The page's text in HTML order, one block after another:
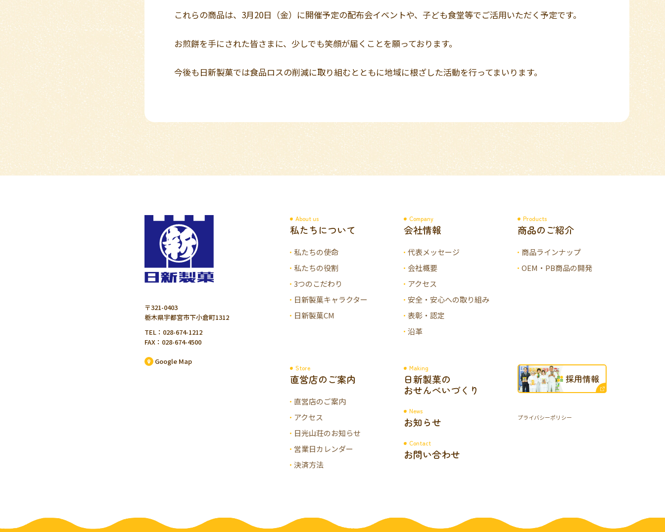
これらの商品は、3月20日（金）に開催予定の配布会イベントや、子ども食堂等でご活用いただく予定です。
お煎餅を手にされた皆さまに、少しでも笑顔が届くことを願っております。
今後も日新製菓では食品ロスの削減に取り組むとともに地域に根ざした活動を行ってまいります。
〒321-0403
栃木県宇都宮市下小倉町1312
TEL：028-674-1212
FAX：028-674-4500
Google Map
About us
私たちについて
私たちの使命
私たちの役割
3つのこだわり
日新製菓キャラクター
日新製菓CM
Company
会社情報
代表メッセージ
会社概要
アクセス
安全・安心への取り組み
表彰・認定
沿革
Products
商品のご紹介
商品ラインナップ
OEM・PB商品の開発
Store
直営店のご案内
直営店のご案内
アクセス
日光山荘のお知らせ
営業日カレンダー
決済方法
Making
日新製菓の
おせんべいづくり
News
お知らせ
Contact
お問い合わせ
採用情報
プライバシーポリシー